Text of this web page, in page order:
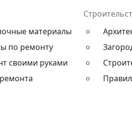
материалы
по ремонту
своими руками